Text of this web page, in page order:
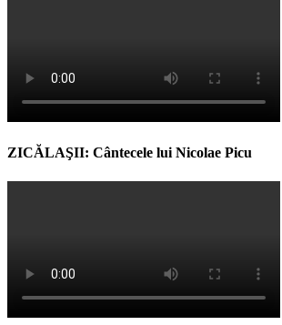
ZICĂLAŞII: Cântecele lui Nicolae Picu